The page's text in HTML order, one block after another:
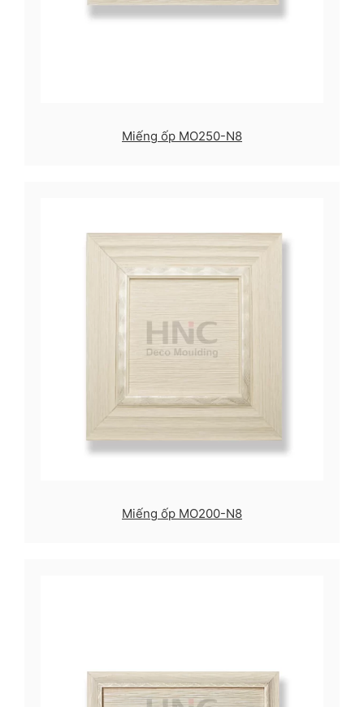
Miếng ốp MO250-N8
Miếng ốp MO200-N8